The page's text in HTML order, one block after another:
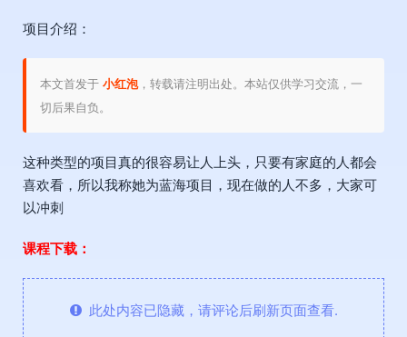
项目介绍：
本文首发于 小红泡，转载请注明出处。本站仅供学习交流，一
切后果自负。
这种类型的项目真的很容易让人上头，只要有家庭的人都会
喜欢看，所以我称她为蓝海项目，现在做的人不多，大家可
以冲刺
课程下载：
此处内容已隐藏，请评论后刷新页面查看.